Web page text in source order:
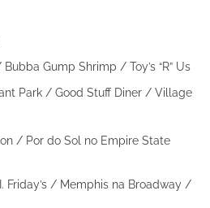
Gump Shrimp / Toy’s “R” Us
Park / Good Stuff Diner / Village
/ Por do Sol no Empire State
Friday’s / Memphis na Broadway /